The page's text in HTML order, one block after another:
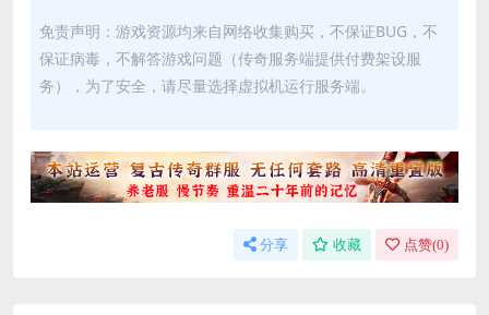
免责声明：游戏资源均来自网络收集购买，不保证BUG，不
保证病毒，不解答游戏问题（传奇服务端提供付费架设服
务），为了安全，请尽量选择虚拟机运行服务端。
分享 收藏 点赞(0)